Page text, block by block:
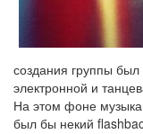
создания группы
электронной и
На этом фоне
был бы некий